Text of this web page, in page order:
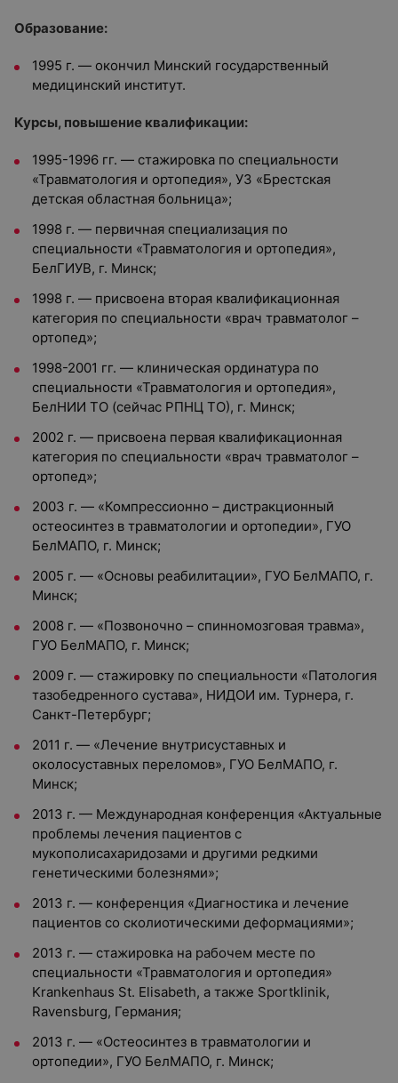
Образование:
1995 г. — окончил Минский государственный
медицинский институт.
Курсы, повышение квалификации:
1995-1996 гг. — стажировка по специальности
«Травматология и ортопедия», УЗ «Брестская
детская областная больница»;
1998 г. — первичная специализация по
специальности «Травматология и ортопедия»,
БелГИУВ, г. Минск;
1998 г. — присвоена вторая квалификационная
категория по специальности «врач травматолог –
ортопед»;
1998-2001 гг. — клиническая ординатура по
специальности «Травматология и ортопедия»,
БелНИИ ТО (сейчас РПНЦ ТО), г. Минск;
2002 г. — присвоена первая квалификационная
категория по специальности «врач травматолог –
ортопед»;
2003 г. — «Компрессионно – дистракционный
остеосинтез в травматологии и ортопедии», ГУО
БелМАПО, г. Минск;
2005 г. — «Основы реабилитации», ГУО БелМАПО, г.
Минск;
2008 г. — «Позвоночно – спинномозговая травма»,
ГУО БелМАПО, г. Минск;
2009 г. — стажировку по специальности «Патология
тазобедренного сустава», НИДОИ им. Турнера, г.
Санкт-Петербург;
2011 г. — «Лечение внутрисуставных и
околосуставных переломов», ГУО БелМАПО, г.
Минск;
2013 г. — Международная конференция «Актуальные
проблемы лечения пациентов с
мукополисахаридозами и другими редкими
генетическими болезнями»;
2013 г. — конференция «Диагностика и лечение
пациентов со сколиотическими деформациями»;
2013 г. — стажировка на рабочем месте по
специальности «Травматология и ортопедия»
Krankenhaus St. Elisabeth, а также Sportklinik,
Ravensburg, Германия;
2013 г. — «Остеосинтез в травматологии и
ортопедии», ГУО БелМАПО, г. Минск;